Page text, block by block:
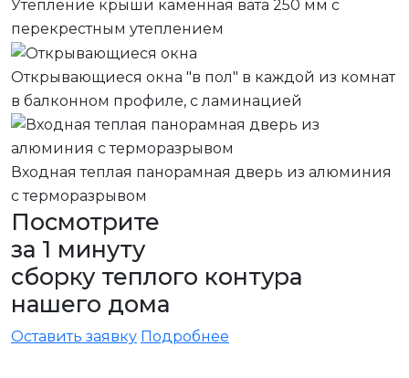
Утепление крыши каменная вата 250 мм с
перекрестным утеплением
Открывающиеся окна "в пол" в каждой из комнат
в балконном профиле, с ламинацией
Входная теплая панорамная дверь из алюминия
с терморазрывом
Посмотрите
за 1 минуту
сборку теплого контура
нашего дома
Оставить заявку Подробнее